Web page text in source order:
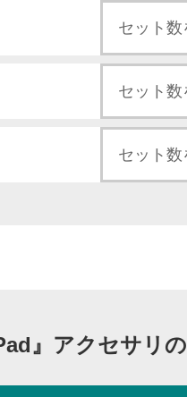
』アクセサリの